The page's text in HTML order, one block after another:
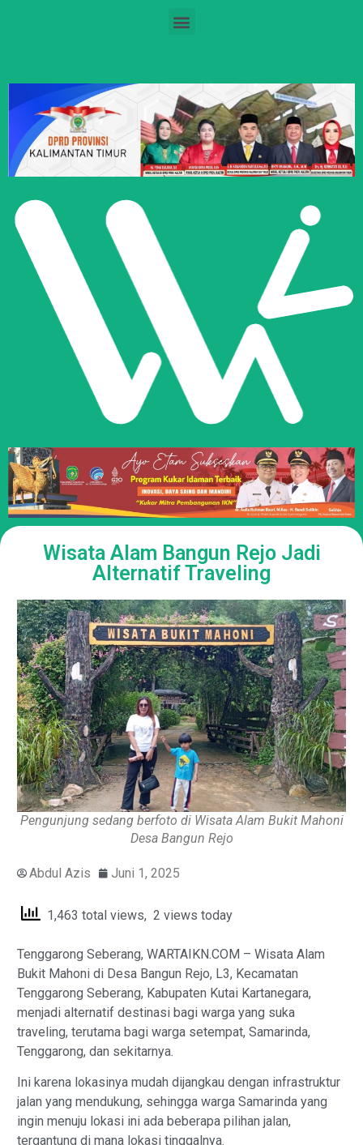
Wisata Alam Bangun Rejo Jadi
Alternatif Traveling
Pengunjung sedang berfoto di Wisata Alam Bukit Mahoni
Desa Bangun Rejo
Abdul Azis Juni 1, 2025
1,463 total views, 2 views today
Tenggarong Seberang, WARTAIKN.COM – Wisata Alam
Bukit Mahoni di Desa Bangun Rejo, L3, Kecamatan
Tenggarong Seberang, Kabupaten Kutai Kartanegara,
menjadi alternatif destinasi bagi warga yang suka
traveling, terutama bagi warga setempat, Samarinda,
Tenggarong, dan sekitarnya.
Ini karena lokasinya mudah dijangkau dengan infrastruktur
jalan yang mendukung, sehingga warga Samarinda yang
ingin menuju lokasi ini ada beberapa pilihan jalan,
tergantung di mana lokasi tinggalnya.